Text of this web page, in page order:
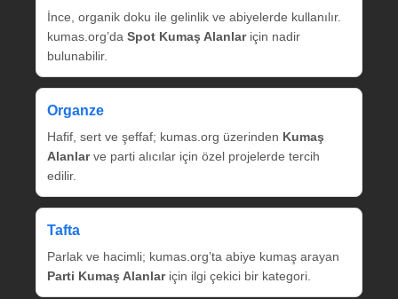
İnce, organik doku ile gelinlik ve abiyelerde kullanılır.
kumas.org’da Spot Kumaş Alanlariçin nadir
bulunabilir.
Organze
Hafif, sert ve şeffaf; kumas.org üzerinden Kumaş
Alanlarve parti alıcılar için özel projelerde tercih
edilir.
Tafta
Parlak ve hacimli; kumas.org’ta abiye kumaş arayan
Parti Kumaş Alanlariçin ilgi çekici bir kategori.